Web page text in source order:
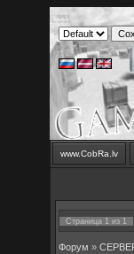
www.CobRa.lv
Страница 1 из 1
Форум »